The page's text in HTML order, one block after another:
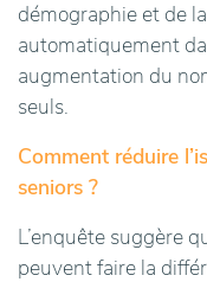
démographie et de
automatiquement
augmentation du
seuls.
Comment réduire
seniors ?
L’enquête suggère
peuvent faire la